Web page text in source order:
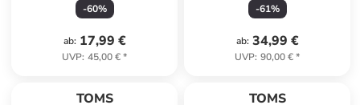
-60%
ab: 17,99 €
UVP: 45,00 €*
-61%
ab: 34,99 €
UVP: 90,00 €*
TOMS TOMS